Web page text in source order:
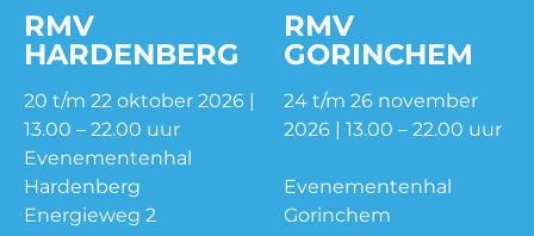
RMV
HARDENBERG
20 t/m 22 oktober 2026 |
13.00 – 22.00 uur
Evenementenhal
Hardenberg
Energieweg 2
RMV
GORINCHEM
24 t/m 26 november
2026 | 13.00 – 22.00 uur
Evenementenhal
Gorinchem